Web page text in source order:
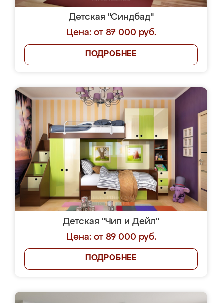
Детская "Синдбад"
Цена: от 87 000 руб.
ПОДРОБНЕЕ
Детская "Чип и Дейл"
Цена: от 89 000 руб.
ПОДРОБНЕЕ